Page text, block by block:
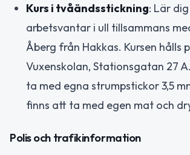
Kurs i tvåändsstickning: Lär
arbetsvantar i ull tillsammans
Åberg från Hakkas. Kursen hålls
Vuxenskolan, Stationsgatan 27
ta med egna strumpstickor 3,5
finns att ta med egen mat och
Polis och trafikinformation